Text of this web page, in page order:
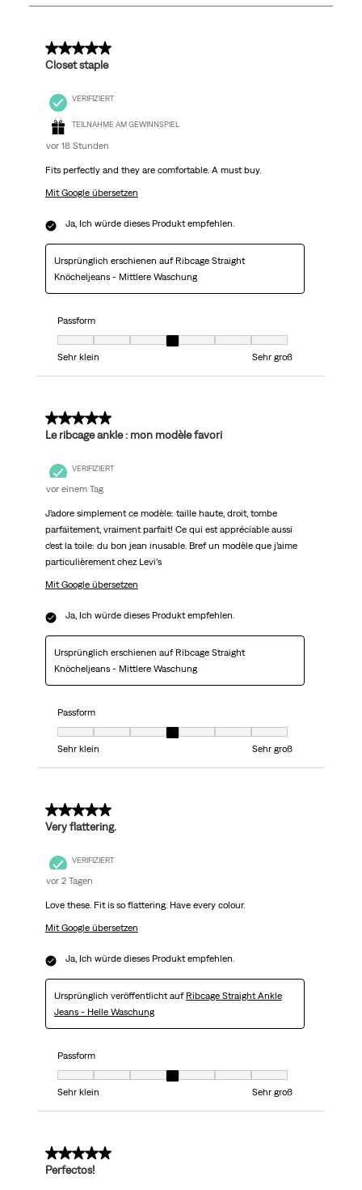
1370
5 von 5 Sternen.
Closet staple
VERIFIZIERT
TEILNAHME AM GEWINNSPIEL
vor 18 Stunden
Fits perfectly and they are comfortable. A must buy.
Mit Google übersetzen
Ja, Ich würde dieses Produkt empfehlen.
Ursprünglich erschienen auf Ribcage Straight
Knöcheljeans - Mittlere Waschung
Passform
Passform, 4 von 7, wobei 1 gleich Sehr klein ist und 7 gleich Sehr groß
Sehr klein
Sehr groß
5 von 5 Sternen.
Le ribcage ankle : mon modèle favori
VERIFIZIERT
vor einem Tag
J’adore simplement ce modèle: taille haute, droit, tombe
parfaitement, vraiment parfait! Ce qui est appréciable aussi
c’est la toile: du bon jean inusable. Bref un modèle que j’aime
particulièrement chez Levi’s
Mit Google übersetzen
Ja, Ich würde dieses Produkt empfehlen.
Ursprünglich erschienen auf Ribcage Straight
Knöcheljeans - Mittlere Waschung
Passform
Passform, 4 von 7, wobei 1 gleich Sehr klein ist und 7 gleich Sehr groß
Sehr klein
Sehr groß
5 von 5 Sternen.
Very flattering.
VERIFIZIERT
vor 2 Tagen
Love these. Fit is so flattering. Have every colour.
Mit Google übersetzen
Ja, Ich würde dieses Produkt empfehlen.
Ursprünglich veröffentlicht auf Ribcage Straight Ankle
Jeans - Helle Waschung
Passform
Passform, 4 von 7, wobei 1 gleich Sehr klein ist und 7 gleich Sehr groß
Sehr klein
Sehr groß
5 von 5 Sternen.
Perfectos!